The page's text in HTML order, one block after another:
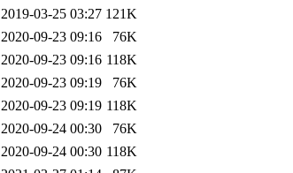
2019-03-25 03:27 121K
2020-09-23 09:16
76K
2020-09-23 09:16 118K
2020-09-23 09:19
76K
2020-09-23 09:19 118K
2020-09-24 00:30
76K
2020-09-24 00:30 118K